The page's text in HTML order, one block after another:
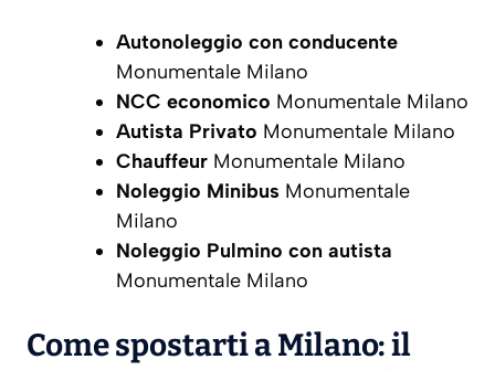
Autonoleggio con conducente
Monumentale Milano
NCC economico Monumentale Milano
Autista Privato Monumentale Milano
Chauffeur Monumentale Milano
Noleggio Minibus Monumentale
Milano
Noleggio Pulmino con autista
Monumentale Milano
Come spostarti a Milano: il